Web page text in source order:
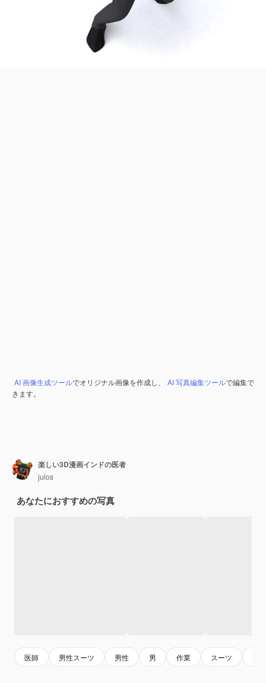
AI 画像生成ツールでオリジナル画像を作成し、 AI 写真編集ツールで編集で
きます。
楽しい3D漫画インドの医者
julos
あなたにおすすめの写真
医師 男性スーツ 男性 男 作業 スーツ